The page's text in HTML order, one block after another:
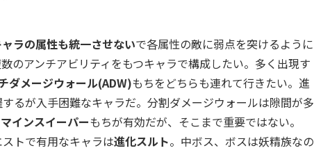
ラの属性も統一させないで各属性の敵に弱点を突けるように
のアンチアビリティをもつキャラで構成したい。多く出現す
ダメージウォール(ADW)もちをどちらも連れて行きたい。進
るが入手困難なキャラだ。分割ダメージウォールは隙間が多
マインスイーパーもちが有効だが、そこまで重要ではない。
トで有用なキャラは進化スルト。中ボス、ボスは妖精族なの